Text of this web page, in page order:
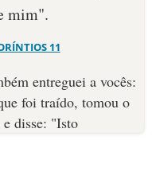
mim".
11